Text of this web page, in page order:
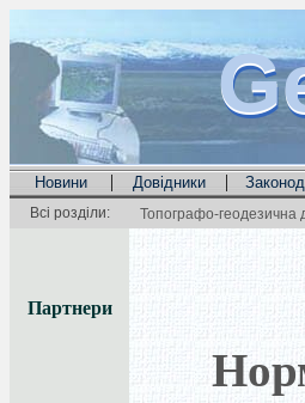
Новини | Довідники |
Всі розділи: Топографо-геодезична
Партнери